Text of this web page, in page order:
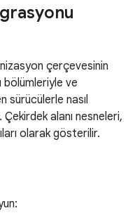
çerçevesinin
bölümleriyle ve
sürücülerle nasıl
alanı nesneleri,
olarak gösterilir.